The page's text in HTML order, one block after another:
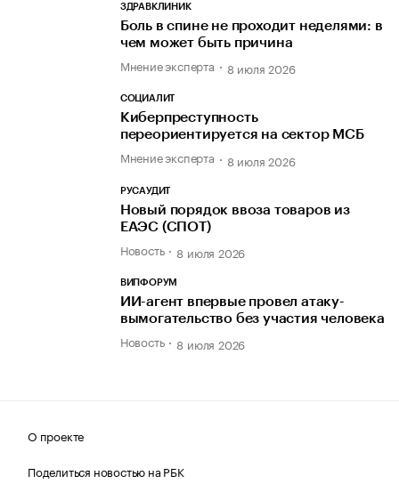
ЗДРАВКЛИНИК
Боль в спине не проходит неделями: в
чем может быть причина
Мнение эксперта 8 июля 2026
СОЦИАЛИТ
Киберпреступность
переориентируется на сектор МСБ
Мнение эксперта 8 июля 2026
РУСАУДИТ
Новый порядок ввоза товаров из
ЕАЭС (СПОТ)
Новость 8 июля 2026
ВИПФОРУМ
ИИ-агент впервые провел атаку-
вымогательство без участия человека
Новость 8 июля 2026
О проекте
Поделиться новостью на РБК